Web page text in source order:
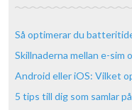
Så optimerar du
Skillnaderna mellan e-sim
Android eller iOS: Vilket
5 tips till dig som samlar